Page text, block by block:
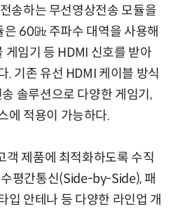
송하는 무선영상전송 모듈을
은 60㎓ 주파수 대역을 사용해
게임기 등 HDMI 신호를 받아
. 기존 유선 HDMI 케이블 방식
솔루션으로 다양한 게임기,
에 적용이 가능하다.
객 제품에 최적화하도록 수직
평간통신(Side-by-Side), 패
입 안테나 등 다양한 라인업 개